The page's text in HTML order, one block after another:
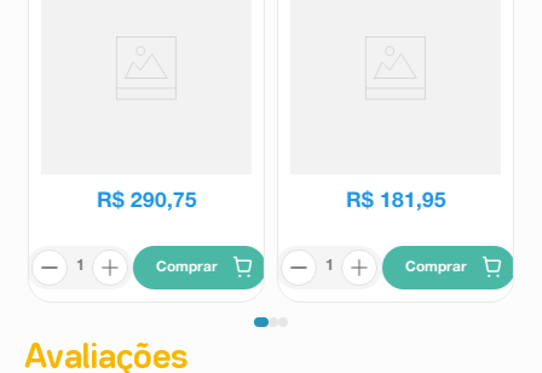
R$ 290,75
Comprar
R$ 181 ,95
Comprar
Avaliações